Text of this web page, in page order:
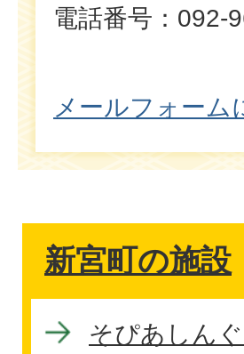
電話番号：092-
メールフォーム
新宮町の施設
そぴあしん